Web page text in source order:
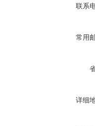
联系
常用
详细